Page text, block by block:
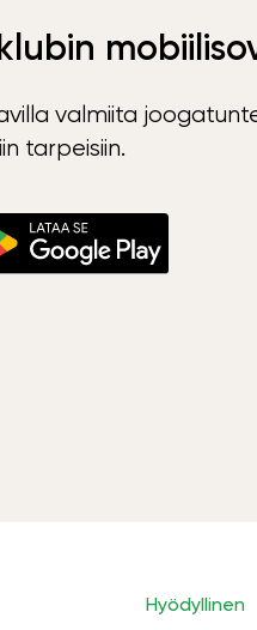
valmiita
tarpeisiin.
Hyödyllinen